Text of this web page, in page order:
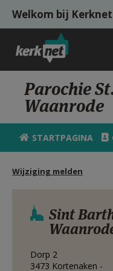
Overslaan en naar de
Welkom bij
KERK
HULP
MIJN
AANMELDEN
Parochie
Waanrode
STARTPAGINA
Wijziging melden
Sint
Dorp 2
3473 Kortenaken -